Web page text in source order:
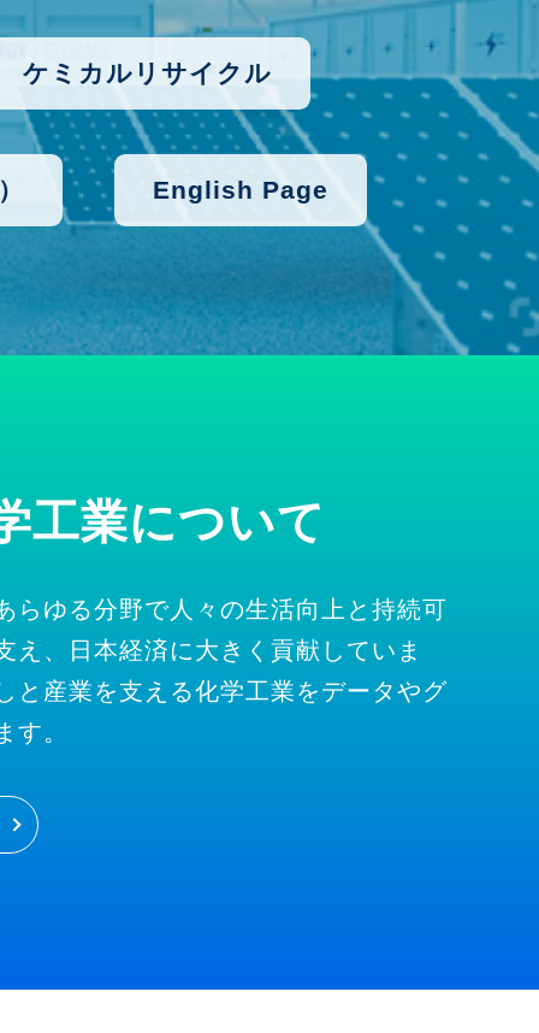
ケミカルリサイクル
English Page
工業について
らゆる分野で人々の生活向上と持続可
え、日本経済に大きく貢献していま
と産業を支える化学工業をデータやグ
す。